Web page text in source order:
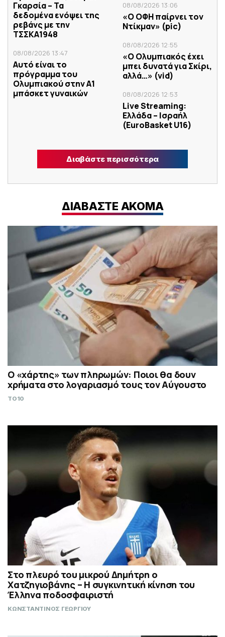
Γκαρσία – Τα
δεδομένα ενόψει της
ρεβάνς με την
ΤΣΣΚΑ1948
08/08/2026 13:47
Αυτό είναι το
πρόγραμμα του
Ολυμπιακού στην Α1
μπάσκετ γυναικών
08/08/2026 13:06
«Ο ΟΦΗ παίρνει τον
Ντίκμαν» (pic)
08/08/2026 12:55
«Ο Ολυμπιακός έχει
μπει δυνατά για Σκίρι,
αλλά…» (vid)
08/08/2026 12:53
Live Streaming:
Ελλάδα – Ισραήλ
(ΕuroBasket U16)
Διαβάστε περισσότερα
ΔΙΑΒΑΣΤΕ ΑΚΟΜΑ
Ο «χάρτης» των πληρωμών: Ποιοι θα δουν
χρήματα στο λογαριασμό τους τον Αύγουστο
TO10
Στο πλευρό του μικρού Δημήτρη ο
Χατζηγιοβάνης – Η συγκινητική κίνηση του
Έλληνα ποδοσφαιριστή
ΚΩΝΣΤΑΝΤΙΝΟΣ ΓΕΩΡΓΙΟΥ